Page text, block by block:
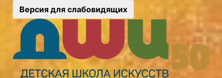
Версия для слабовидящих